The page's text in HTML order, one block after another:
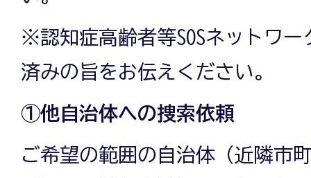
※認知症高齢者等SOSネットワ
済みの旨をお伝えください。
①他自治体への捜索依頼
ご希望の範囲の自治体（近隣市